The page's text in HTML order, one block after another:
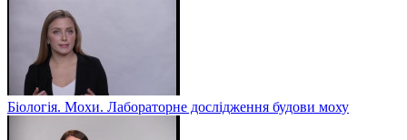
Біологія. Мохи. Лабораторне дослідження будови моху